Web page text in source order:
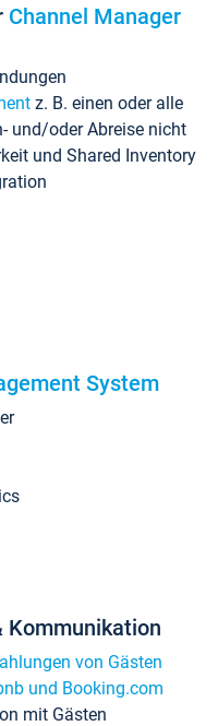
Channel Manager
z. B. einen oder alle
und/oder Abreise nicht
und Shared Inventory
System
Kommunikation
von Gästen
und Booking.com
mit Gästen